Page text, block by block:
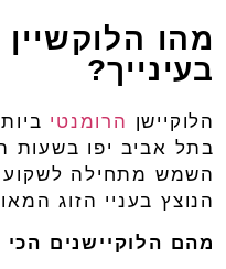
מהו הלוקשיין
בעינייך?
הלוקיישן הרומנטי
בתל אביב יפו בשעות
השמש מתחילה לשקוע
הנוצץ בעניי הזוג
מהם הלוקיישנים